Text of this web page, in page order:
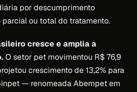
por descumprimento
ou total do tratamento.
cresce e amplia a
O setor pet movimentou R$ 76,9
crescimento de 13,2% para
— renomeada Abempet em